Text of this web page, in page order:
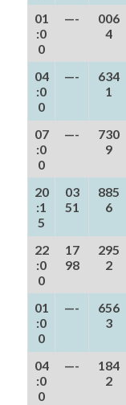
01
:0
0
—-
006
4
04
:0
0
—-
634
1
07
:0
0
—-
730
9
20
:1
5
03
51
885
6
22
:0
0
17
98
295
2
01
:0
0
—-
656
3
04
:0
0
—-
184
2